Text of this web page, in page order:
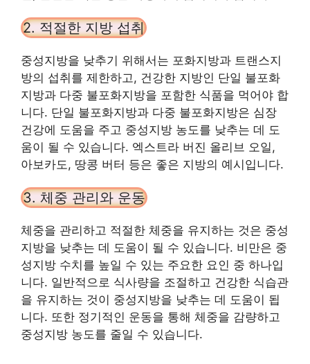
2. 적절한 지방 섭취
중성지방을 낮추기 위해서는 포화지방과 트랜스지
방의 섭취를 제한하고, 건강한 지방인 단일 불포화
지방과 다중 불포화지방을 포함한 식품을 먹어야 합
니다. 단일 불포화지방과 다중 불포화지방은 심장
건강에 도움을 주고 중성지방 농도를 낮추는 데 도
움이 될 수 있습니다. 엑스트라 버진 올리브 오일,
아보카도, 땅콩 버터 등은 좋은 지방의 예시입니다.
3. 체중 관리와 운동
체중을 관리하고 적절한 체중을 유지하는 것은 중성
지방을 낮추는 데 도움이 될 수 있습니다. 비만은 중
성지방 수치를 높일 수 있는 주요한 요인 중 하나입
니다. 일반적으로 식사량을 조절하고 건강한 식습관
을 유지하는 것이 중성지방을 낮추는 데 도움이 됩
니다. 또한 정기적인 운동을 통해 체중을 감량하고
중성지방 농도를 줄일 수 있습니다.